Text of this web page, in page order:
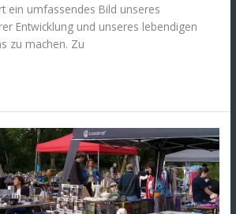
ein umfassendes Bild unseres
Entwicklung und unseres lebendigen
zu machen. Zu